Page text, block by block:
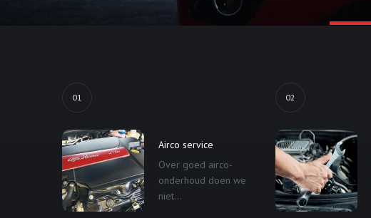
01
Airco service
Over goed airco-
onderhoud doen we
niet...
02